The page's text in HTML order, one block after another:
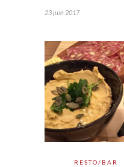
23 juin 2017
RESTO/BAR